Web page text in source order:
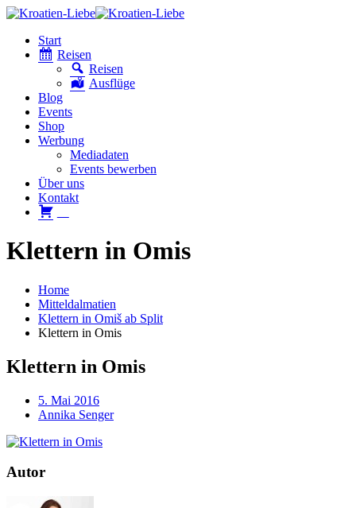
Start
Reisen
Reisen
Ausflüge
Blog
Events
Shop
Werbung
Mediadaten
Events bewerben
Über uns
Kontakt
Klettern in Omis
Home
Mitteldalmatien
Klettern in Omiš ab Split
Klettern in Omis
Klettern in Omis
5. Mai 2016
Annika Senger
Autor